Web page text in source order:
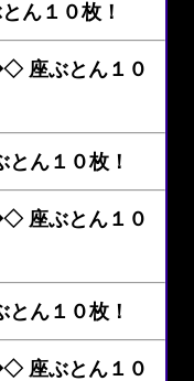
ん１０枚！
ぶとん１０
ん１０枚！
ぶとん１０
ん１０枚！
ぶとん１０